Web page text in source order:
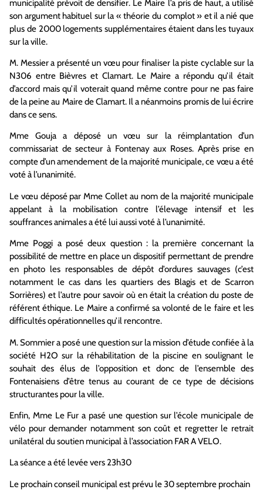
municipalité prévoit de densifier. Le Maire l’a pris de haut, a utilisé
son argument habituel sur la « théorie du complot » et il a nié que
plus de 2000 logements supplémentaires étaient dans les tuyaux
sur la ville.
M. Messier a présenté un vœu pour finaliser la piste cyclable sur la
N306 entre Bièvres et Clamart. Le Maire a répondu qu’il était
d’accord mais qu’il voterait quand même contre pour ne pas faire
de la peine au Maire de Clamart. Il a néanmoins promis de lui écrire
dans ce sens.
Mme Gouja a déposé un vœu sur la réimplantation d’un
commissariat de secteur à Fontenay aux Roses. Après prise en
compte d’un amendement de la majorité municipale, ce vœu a été
voté à l’unanimité.
Le vœu déposé par Mme Collet au nom de la majorité municipale
appelant à la mobilisation contre l’élevage intensif et les
souffrances animales a été lui aussi voté à l’unanimité.
Mme Poggi a posé deux question : la première concernant la
possibilité de mettre en place un dispositif permettant de prendre
en photo les responsables de dépôt d’ordures sauvages (c’est
notamment le cas dans les quartiers des Blagis et de Scarron
Sorrières) et l’autre pour savoir où en était la création du poste de
référent éthique. Le Maire a confirmé sa volonté de le faire et les
difficultés opérationnelles qu’il rencontre.
M. Sommier a posé une question sur la mission d’étude confiée à la
société H2O sur la réhabilitation de la piscine en soulignant le
souhait des élus de l’opposition et donc de l’ensemble des
Fontenaisiens d’être tenus au courant de ce type de décisions
structurantes pour la ville.
Enfin, Mme Le Fur a pasé une question sur l’école municipale de
vélo pour demander notamment son coût et regretter le retrait
unilatéral du soutien municipal à l’association FAR A VELO.
La séance a été levée vers 23h30
Le prochain conseil municipal est prévu le 30 septembre prochain